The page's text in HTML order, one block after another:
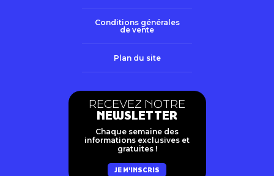
Conditions générales
de vente
Plan du site
RECEVEZ NOTRE
NEWSLETTER
Chaque semaine des
informations exclusives et
gratuites !
JE M'INSCRIS